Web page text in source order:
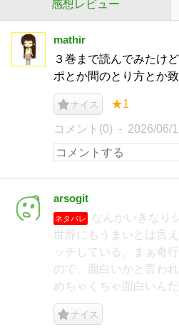
感想レビュー
mathir
３巻まで読んでみたけ
ポとか間のとり方とか
ナイス ★1
コメント(0) 2026/06/
arsogit
ネタバレ
なんかいきなり
世辞にもうまいとは言
ッチしている。まぁ奇
ので、面白いかと言わ
めちゃくちゃ面白いんだ
ナイス